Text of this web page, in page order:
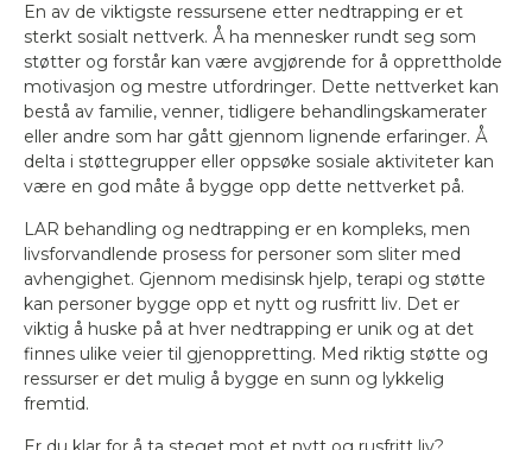
En av de viktigste ressursene etter nedtrapping er et
sterkt sosialt nettverk. Å ha mennesker rundt seg som
støtter og forstår kan være avgjørende for å opprettholde
motivasjon og mestre utfordringer. Dette nettverket kan
bestå av familie, venner, tidligere behandlingskamerater
eller andre som har gått gjennom lignende erfaringer. Å
delta i støttegrupper eller oppsøke sosiale aktiviteter kan
være en god måte å bygge opp dette nettverket på.
LAR behandling og nedtrapping er en kompleks, men
livsforvandlende prosess for personer som sliter med
avhengighet. Gjennom medisinsk hjelp, terapi og støtte
kan personer bygge opp et nytt og rusfritt liv. Det er
viktig å huske på at hver nedtrapping er unik og at det
finnes ulike veier til gjenoppretting. Med riktig støtte og
ressurser er det mulig å bygge en sunn og lykkelig
fremtid.